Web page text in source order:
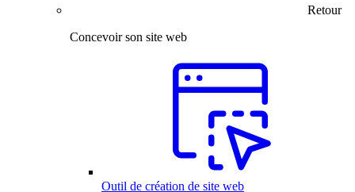
Retour
Concevoir son site web
Outil de création de site web